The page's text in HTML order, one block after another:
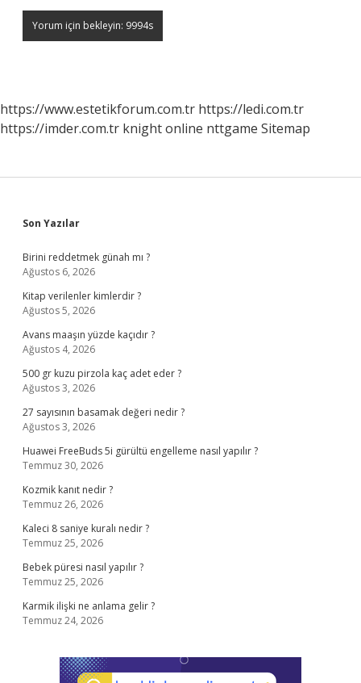
https://www.estetikforum.com.tr https://ledi.com.tr
https://imder.com.tr knight online nttgame Sitemap
Sidebar
Son Yazılar
Birini reddetmek günah mı ?
Ağustos 6, 2026
Kitap verilenler kimlerdir ?
Ağustos 5, 2026
Avans maaşın yüzde kaçıdır ?
Ağustos 4, 2026
500 gr kuzu pirzola kaç adet eder ?
Ağustos 3, 2026
27 sayısının basamak değeri nedir ?
Ağustos 3, 2026
Huawei FreeBuds 5i gürültü engelleme nasıl yapılır ?
Temmuz 30, 2026
Kozmik kanıt nedir ?
Temmuz 26, 2026
Kaleci 8 saniye kuralı nedir ?
Temmuz 25, 2026
Bebek püresi nasıl yapılır ?
Temmuz 25, 2026
Karmik ilişki ne anlama gelir ?
Temmuz 24, 2026